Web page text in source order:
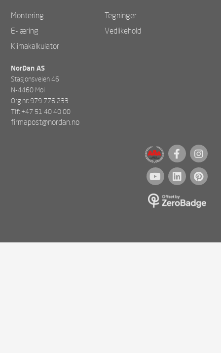
Montering
Tegninger
E-læring
Vedlikehold
Klimakalkulator
NorDan AS
Stasjonsveien 46
N-4460 Moi
Org nr: 979 776 233
Tlf: +47 51 40 40 00
firmapost@nordan.no